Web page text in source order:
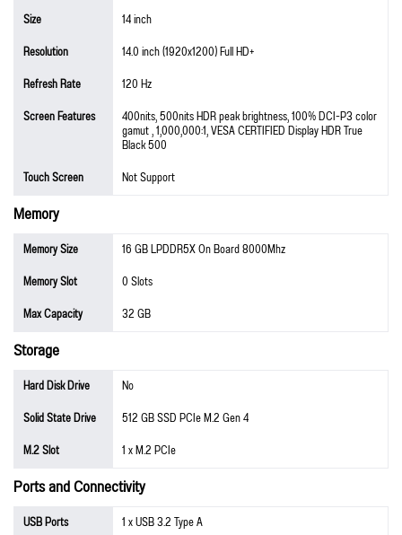
Size
14 inch
Resolution
14.0 inch (1920x1200) Full HD+
Refresh Rate
120 Hz
Screen Features
400nits, 500nits HDR peak brightness, 100% DCI-P3 color
gamut , 1,000,000:1, VESA CERTIFIED Display HDR True
Black 500
Touch Screen
Not Support
Memory
Memory Size
16 GB LPDDR5X On Board 8000Mhz
Memory Slot
0 Slots
Max Capacity
32 GB
Storage
Hard Disk Drive
No
Solid State Drive
512 GB SSD PCIe M.2 Gen 4
M.2 Slot
1 x M.2 PCIe
Ports and Connectivity
USB Ports
1 x USB 3.2 Type A